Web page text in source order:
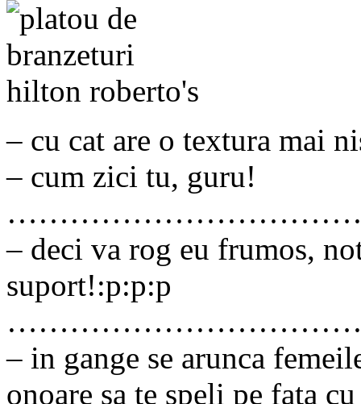
– cu cat are o textura mai
– cum zici tu, guru!
– deci va rog eu frumos,
suport!:p:p:p
– in gange se arunca
onoare sa te speli pe fata